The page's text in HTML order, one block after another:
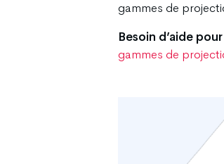
gammes de
Besoin d’aide
gammes de